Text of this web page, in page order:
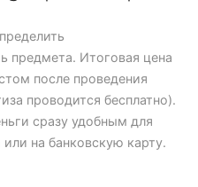
предмета. Итоговая цена
после проведения
проводится бесплатно).
сразу удобным для
на банковскую карту.